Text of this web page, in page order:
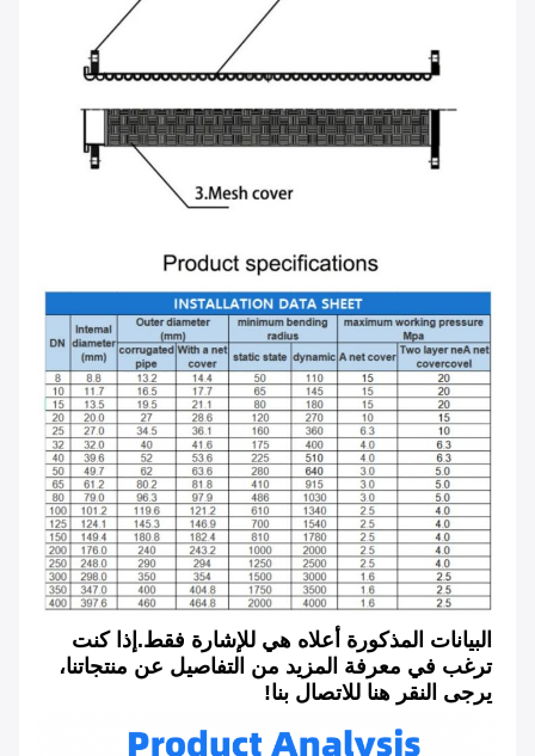
البيانات المذكورة أعلاه هي للإشارة فقط.
يرجى النقر هنا للاتصال بنا!